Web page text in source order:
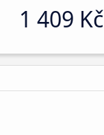
1 409 Kč